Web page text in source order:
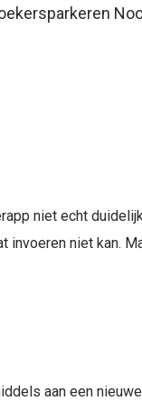
niet echt
invoeren niet kan.
aan een